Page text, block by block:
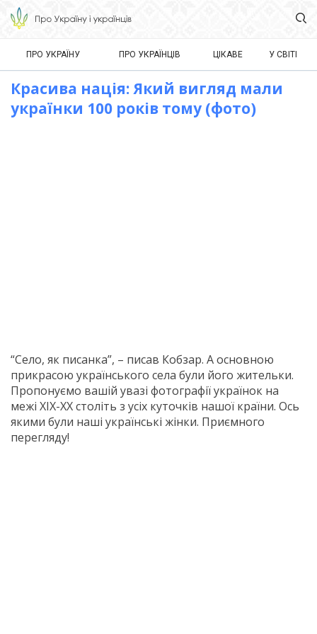
ПРО УКРАЇНУ ПРО УКРАЇНЦІВ ЦІКАВЕ У СВІТІ
Красива нація: Який вигляд мали
українки 100 років тому (фото)
“Село, як писанка”, – писав Кобзар. А основною
прикрасою українського села були його жительки.
Пропонуємо вашій увазі фотографії українок на
межі XIX-XX століть з усіх куточків нашої країни. Ось
якими були наші українські жінки. Приємного
перегляду!